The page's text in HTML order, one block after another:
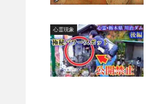
心霊現象